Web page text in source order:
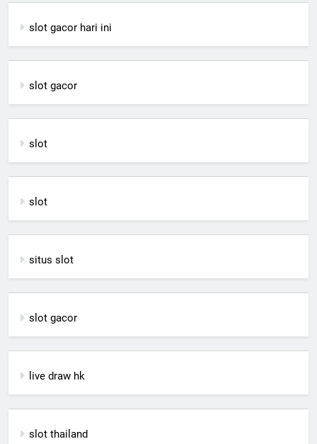
slot gacor hari ini
slot gacor
slot
slot
situs slot
slot gacor
live draw hk
slot thailand